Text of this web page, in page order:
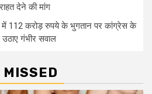
देने की मांग
में 112 करोड़ रुपये के भुगतान पर कांग्रेस के
उठाए गंभीर सवाल
MISSED